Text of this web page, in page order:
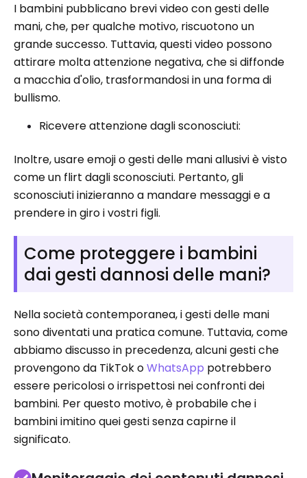
I bambini pubblicano brevi video con gesti delle
mani, che, per qualche motivo, riscuotono un
grande successo. Tuttavia, questi video possono
attirare molta attenzione negativa, che si diffonde
a macchia d'olio, trasformandosi in una forma di
bullismo.
Ricevere attenzione dagli sconosciuti:
Inoltre, usare emoji o gesti delle mani allusivi è visto
come un flirt dagli sconosciuti. Pertanto, gli
sconosciuti inizieranno a mandare messaggi e a
prendere in giro i vostri figli.
Come proteggere i bambini
dai gesti dannosi delle mani?
Nella società contemporanea, i gesti delle mani
sono diventati una pratica comune. Tuttavia, come
abbiamo discusso in precedenza, alcuni gesti che
provengono da TikTok oWhatsApp potrebbero
essere pericolosi o irrispettosi nei confronti dei
bambini. Per questo motivo, è probabile che i
bambini imitino quei gesti senza capirne il
significato.